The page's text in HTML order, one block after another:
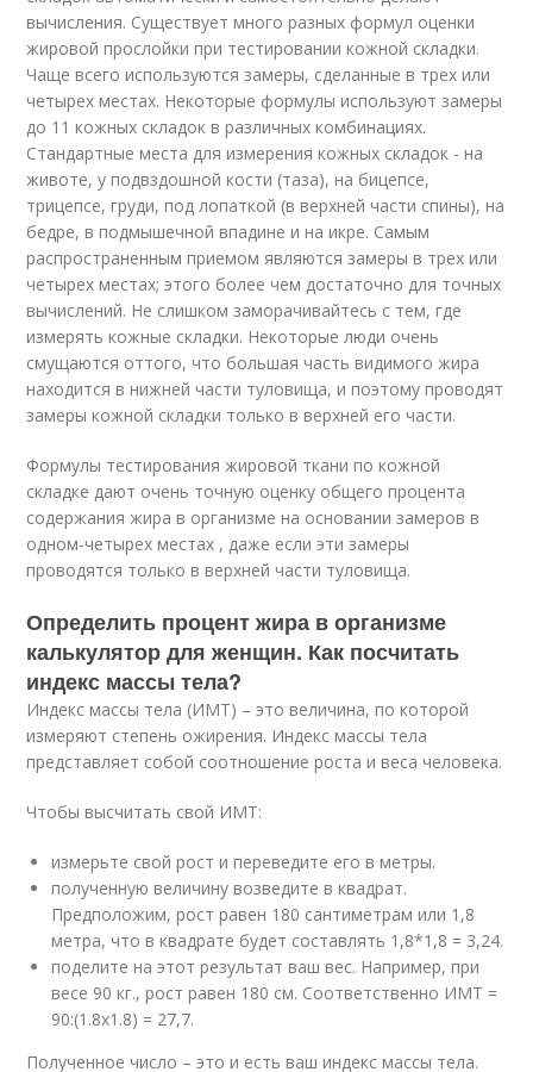
вычисления. Существует много разных формул оценки
жировой прослойки при тестировании кожной складки.
Чаще всего используются замеры, сделанные в трех или
четырех местах. Некоторые формулы используют замеры
до 11 кожных складок в различных комбинациях.
Стандартные места для измерения кожных складок - на
животе, у подвздошной кости (таза), на бицепсе,
трицепсе, груди, под лопаткой (в верхней части спины), на
бедре, в подмышечной впадине и на икре. Самым
распространенным приемом являются замеры в трех или
четырех местах; этого более чем достаточно для точных
вычислений. Не слишком заморачивайтесь с тем, где
измерять кожные складки. Некоторые люди очень
смущаются оттого, что большая часть видимого жира
находится в нижней части туловища, и поэтому проводят
замеры кожной складки только в верхней его части.
Формулы тестирования жировой ткани по кожной
складке дают очень точную оценку общего процента
содержания жира в организме на основании замеров в
одном-четырех местах , даже если эти замеры
проводятся только в верхней части туловища.
Определить процент жира в организме
калькулятор для женщин. Как посчитать
индекс массы тела?
Индекс массы тела (ИМТ) – это величина, по которой
измеряют степень ожирения. Индекс массы тела
представляет собой соотношение роста и веса человека.
Чтобы высчитать свой ИМТ:
измерьте свой рост и переведите его в метры.
полученную величину возведите в квадрат.
Предположим, рост равен 180 сантиметрам или 1,8
метра, что в квадрате будет составлять 1,8*1,8 = 3,24.
поделите на этот результат ваш вес. Например, при
весе 90 кг., рост равен 180 см. Соответственно ИМТ =
90:(1.8х1.8) = 27,7.
Полученное число – это и есть ваш индекс массы тела.